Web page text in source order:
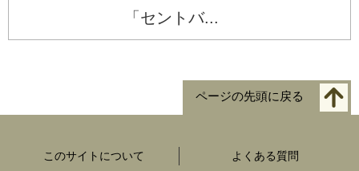
「セントバ...
ページの先頭に戻る
このサイトについて よくある質問